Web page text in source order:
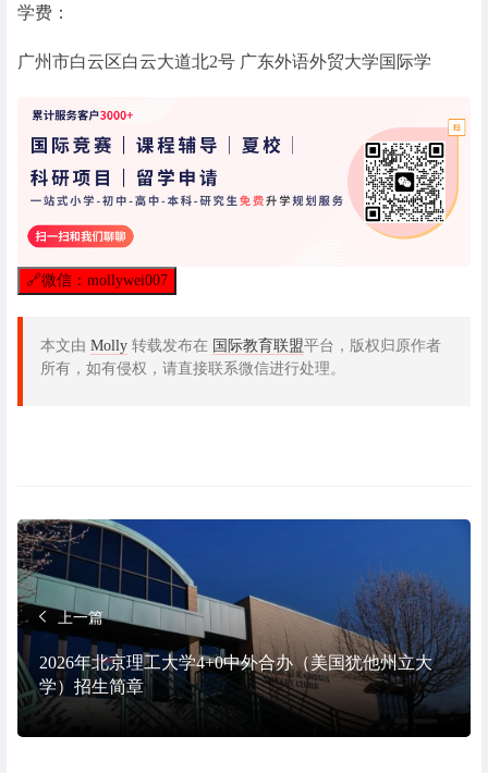
学费：
广州市白云区白云大道北2号 广东外语外贸大学国际学
🔗微信：mollywei007
本文由 Molly 转载发布在 国际教育联盟平台，版权归原作者
所有，如有侵权，请直接联系微信进行处理。
上一篇
2026年北京理工大学4+0中外合办（美国犹他州立大
学）招生简章